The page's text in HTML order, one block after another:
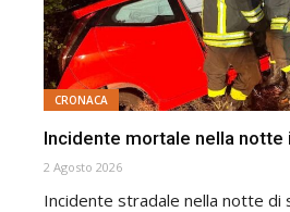
CRONACA
Incidente mortale nella notte
2 Agosto 2026
Incidente stradale nella notte di